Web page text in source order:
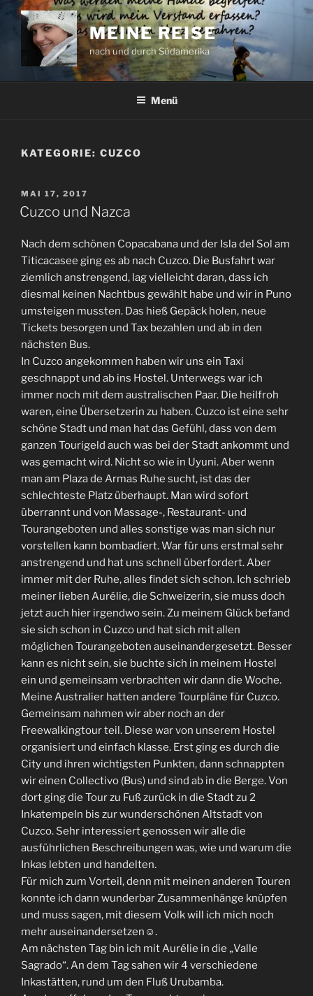
Zum
Inhalt
springen
MEINE REISE
nach und durch Südamerika
Menü
KATEGORIE: CUZCO
VERÖFFENTLICHT
AM
MAI 17, 2017
Cuzco und Nazca
Nach dem schönen Copacabana und der Isla del Sol am
Titicacasee ging es ab nach Cuzco. Die Busfahrt war
ziemlich anstrengend, lag vielleicht daran, dass ich
diesmal keinen Nachtbus gewählt habe und wir in Puno
umsteigen mussten. Das hieß Gepäck holen, neue
Tickets besorgen und Tax bezahlen und ab in den
nächsten Bus.
In Cuzco angekommen haben wir uns ein Taxi
geschnappt und ab ins Hostel. Unterwegs war ich
immer noch mit dem australischen Paar. Die heilfroh
waren, eine Übersetzerin zu haben. Cuzco ist eine sehr
schöne Stadt und man hat das Gefühl, dass von dem
ganzen Tourigeld auch was bei der Stadt ankommt und
was gemacht wird. Nicht so wie in Uyuni. Aber wenn
man am Plaza de Armas Ruhe sucht, ist das der
schlechteste Platz überhaupt. Man wird sofort
überrannt und von Massage-, Restaurant- und
Tourangeboten und alles sonstige was man sich nur
vorstellen kann bombadiert. War für uns erstmal sehr
anstrengend und hat uns schnell überfordert. Aber
immer mit der Ruhe, alles findet sich schon. Ich schrieb
meiner lieben Aurélie, die Schweizerin, sie muss doch
jetzt auch hier irgendwo sein. Zu meinem Glück befand
sie sich schon in Cuzco und hat sich mit allen
möglichen Tourangeboten auseinandergesetzt. Besser
kann es nicht sein, sie buchte sich in meinem Hostel
ein und gemeinsam verbrachten wir dann die Woche.
Meine Australier hatten andere Tourpläne für Cuzco.
Gemeinsam nahmen wir aber noch an der
Freewalkingtour teil. Diese war von unserem Hostel
organisiert und einfach klasse. Erst ging es durch die
City und ihren wichtigsten Punkten, dann schnappten
wir einen Collectivo (Bus) und sind ab in die Berge. Von
dort ging die Tour zu Fuß zurück in die Stadt zu 2
Inkatempeln bis zur wunderschönen Altstadt von
Cuzco. Sehr interessiert genossen wir alle die
ausführlichen Beschreibungen was, wie und warum die
Inkas lebten und handelten.
Für mich zum Vorteil, denn mit meinen anderen Touren
konnte ich dann wunderbar Zusammenhänge knüpfen
und muss sagen, mit diesem Volk will ich mich noch
mehr auseinandersetzen☺.
Am nächsten Tag bin ich mit Aurélie in die „Valle
Sagrado“. An dem Tag sahen wir 4 verschiedene
Inkastätten, rund um den Fluß Urubamba.